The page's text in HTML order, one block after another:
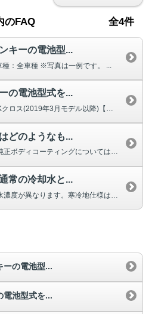
のFAQ 全4件
キーの電池型...
：全車種 ※写真は一例です。 ...
の電池型式を...
・eKワゴン、eKスペース、eKクロス(2019年3月モデル以降)【電池型...
どのようなも...
三菱自動車でご用意している純正ボディコーティングについては、こちらをご覧く...
常の冷却水と...
寒冷地仕様と標準仕様は冷却水濃度が異なります。寒冷地仕様は冷却水凍結温度を...
ーの電池型...
電池型式を...